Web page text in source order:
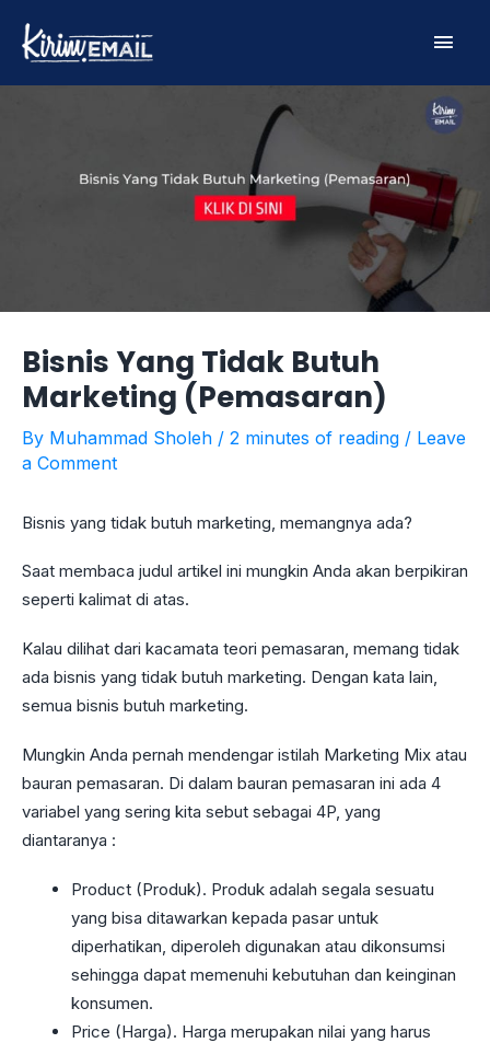
content
Main
Bisnis Yang Tidak Butuh
Marketing (Pemasaran)
By Muhammad Sholeh / 2 minutes of reading / Leave
a Comment
Bisnis yang tidak butuh marketing, memangnya ada?
Saat membaca judul artikel ini mungkin Anda akan berpikiran
seperti kalimat di atas.
Kalau dilihat dari kacamata teori pemasaran, memang tidak
ada bisnis yang tidak butuh marketing. Dengan kata lain,
semua bisnis butuh marketing.
Mungkin Anda pernah mendengar istilah Marketing Mix atau
bauran pemasaran. Di dalam bauran pemasaran ini ada 4
variabel yang sering kita sebut sebagai 4P, yang
diantaranya :
Product (Produk). Produk adalah segala sesuatu
yang bisa ditawarkan kepada pasar untuk
diperhatikan, diperoleh digunakan atau dikonsumsi
sehingga dapat memenuhi kebutuhan dan keinginan
konsumen.
Price (Harga). Harga merupakan nilai yang harus